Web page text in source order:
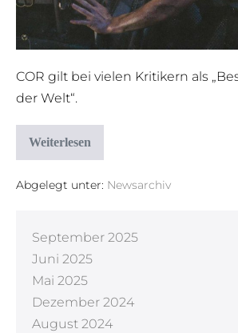
COR gilt bei vielen Kritikern als
der Welt“.
Weiterlesen
Abgelegt unter: Newsarchiv
September 2025
Juni 2025
Mai 2025
Dezember 2024
August 2024